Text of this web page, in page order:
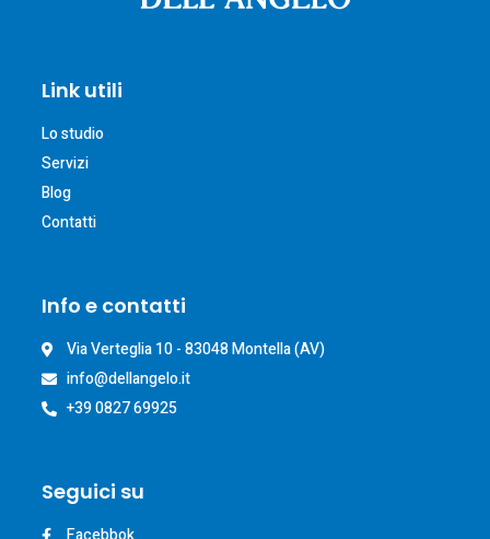
Link utili
Lo studio
Servizi
Blog
Contatti
Info e contatti
Via Verteglia 10 - 83048 Montella (AV)​
info@dellangelo.it
+39 0827 69925
Seguici su